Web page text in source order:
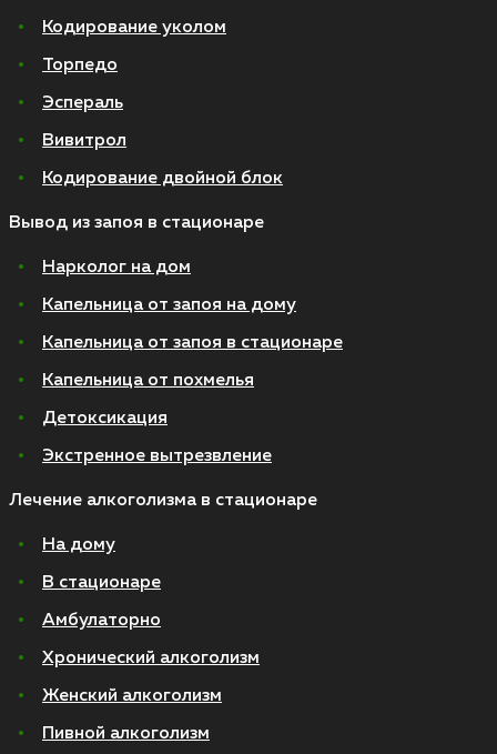
Кодирование уколом
Торпедо
Эспераль
Вивитрол
Кодирование двойной блок
Вывод из запоя в стационаре
Нарколог на дом
Капельница от запоя на дому
Капельница от запоя в стационаре
Капельница от похмелья
Детоксикация
Экстренное вытрезвление
Лечение алкоголизма в стационаре
На дому
В стационаре
Амбулаторно
Хронический алкоголизм
Женский алкоголизм
Пивной алкоголизм